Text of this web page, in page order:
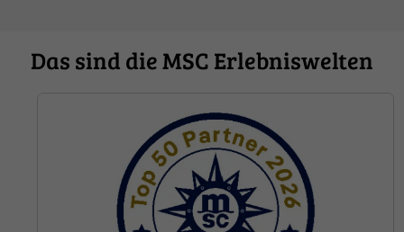
Das sind die MSC Erlebniswelten